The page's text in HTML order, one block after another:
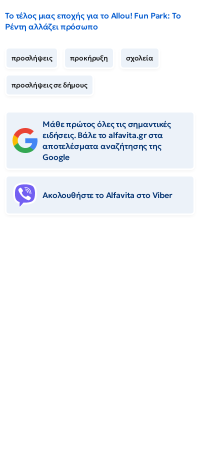
Το τέλος μιας εποχής για το Allou! Fun Park: Το
Ρέντη αλλάζει πρόσωπο
προσλήψεις προκήρυξη σχολεία
προσλήψεις σε δήμους
Μάθε πρώτος όλες τις σημαντικές
ειδήσεις. Βάλε το alfavita.gr στα
αποτελέσματα αναζήτησης της
Google
Ακολουθήστε το Αlfavita στο Viber